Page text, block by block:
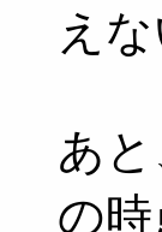
え
あ
の